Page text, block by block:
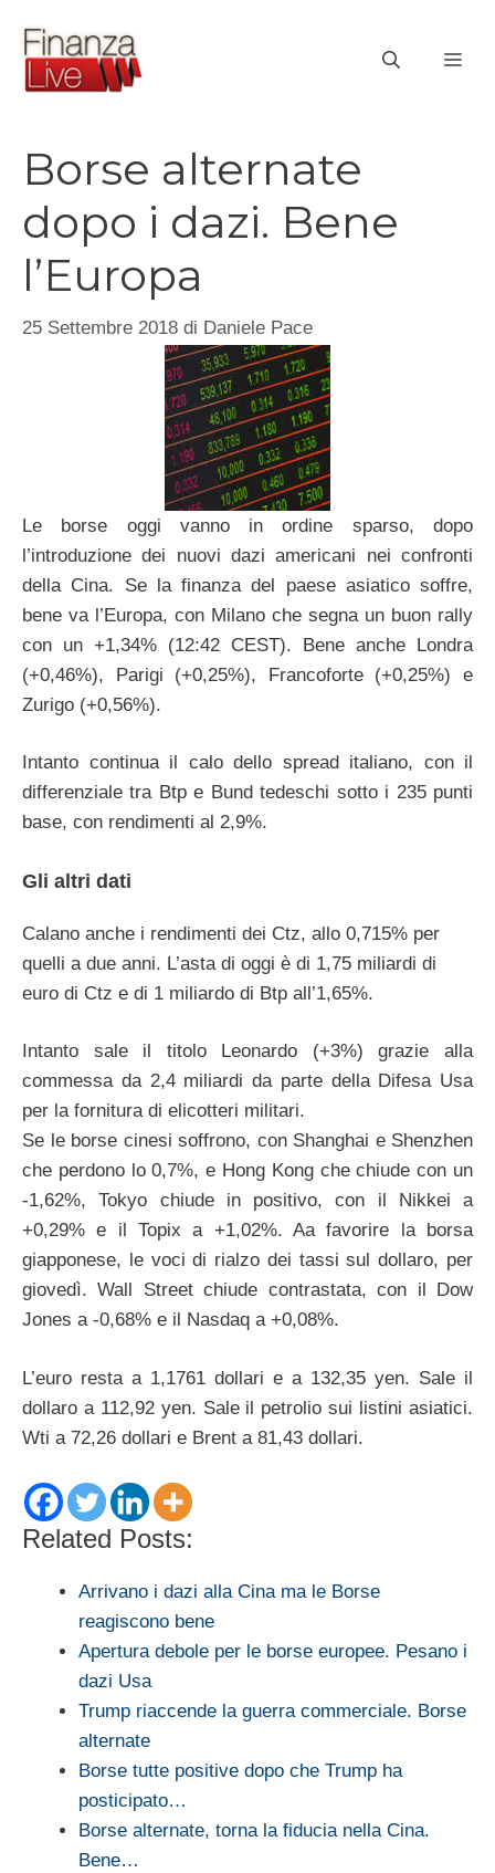
contenuto
Borse alternate
dopo i dazi. Bene
l’Europa
25 Settembre 2018 di Daniele Pace
Le borse oggi vanno in ordine sparso, dopo
l’introduzione dei nuovi dazi americani nei confronti
della Cina. Se la finanza del paese asiatico soffre,
bene va l’Europa, con Milano che segna un buon rally
con un +1,34% (12:42 CEST). Bene anche Londra
(+0,46%), Parigi (+0,25%), Francoforte (+0,25%) e
Zurigo (+0,56%).
Intanto continua il calo dello spread italiano, con il
differenziale tra Btp e Bund tedeschi sotto i 235 punti
base, con rendimenti al 2,9%.
Gli altri dati
Calano anche i rendimenti dei Ctz, allo 0,715% per
quelli a due anni. L’asta di oggi è di 1,75 miliardi di
euro di Ctz e di 1 miliardo di Btp all’1,65%.
Intanto sale il titolo Leonardo (+3%) grazie alla
commessa da 2,4 miliardi da parte della Difesa Usa
per la fornitura di elicotteri militari.
Se le borse cinesi soffrono, con Shanghai e Shenzhen
che perdono lo 0,7%, e Hong Kong che chiude con un
-1,62%, Tokyo chiude in positivo, con il Nikkei a
+0,29% e il Topix a +1,02%. Aa favorire la borsa
giapponese, le voci di rialzo dei tassi sul dollaro, per
giovedì. Wall Street chiude contrastata, con il Dow
Jones a -0,68% e il Nasdaq a +0,08%.
L’euro resta a 1,1761 dollari e a 132,35 yen. Sale il
dollaro a 112,92 yen. Sale il petrolio sui listini asiatici.
Wti a 72,26 dollari e Brent a 81,43 dollari.
Related Posts:
Arrivano i dazi alla Cina ma le Borse
reagiscono bene
Apertura debole per le borse europee. Pesano i
dazi Usa
Trump riaccende la guerra commerciale. Borse
alternate
Borse tutte positive dopo che Trump ha
posticipato…
Borse alternate, torna la fiducia nella Cina.
Bene…